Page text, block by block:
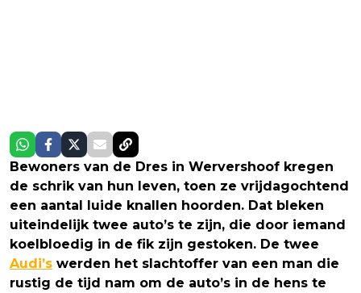
Bewoners van de Dres in Wervershoof kregen
de schrik van hun leven, toen ze vrijdagochtend
een aantal luide knallen hoorden. Dat bleken
uiteindelijk twee auto’s te zijn, die door iemand
koelbloedig in de fik zijn gestoken. De twee
Audi’s werden het slachtoffer van een man die
rustig de tijd nam om de auto’s in de hens te